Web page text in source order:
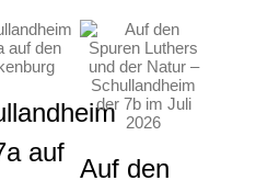
auf
Auf den